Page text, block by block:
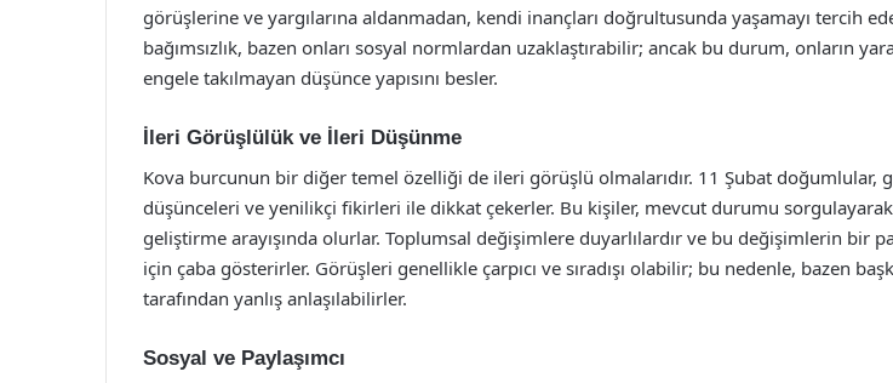
görüşlerine ve yargılarına aldanmadan, kendi inançları doğrultusunda yaşamayı tercih
bağımsızlık, bazen onları sosyal normlardan uzaklaştırabilir; ancak bu durum, onların
engele takılmayan düşünce yapısını besler.
İleri Görüşlülük ve İleri Düşünme
Kova burcunun bir diğer temel özelliği de ileri görüşlü olmalarıdır. 11 Şubat doğumlular,
düşünceleri ve yenilikçi fikirleri ile dikkat çekerler. Bu kişiler, mevcut durumu
geliştirme arayışında olurlar. Toplumsal değişimlere duyarlılardır ve bu değişimlerin bir
için çaba gösterirler. Görüşleri genellikle çarpıcı ve sıradışı olabilir; bu nedenle, bazen
tarafından yanlış anlaşılabilirler.
Sosyal ve Paylaşımcı